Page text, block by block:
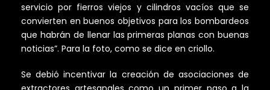
servicio por fierros viejos y cilindros vacíos que se
convierten en buenos objetivos para los bombardeos
que habrán de llenar las primeras planas con buenas
noticias”. Para la foto, como se dice en criollo.
Se debió incentivar la creación de asociaciones de